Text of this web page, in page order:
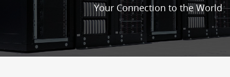
Your Connection to the World